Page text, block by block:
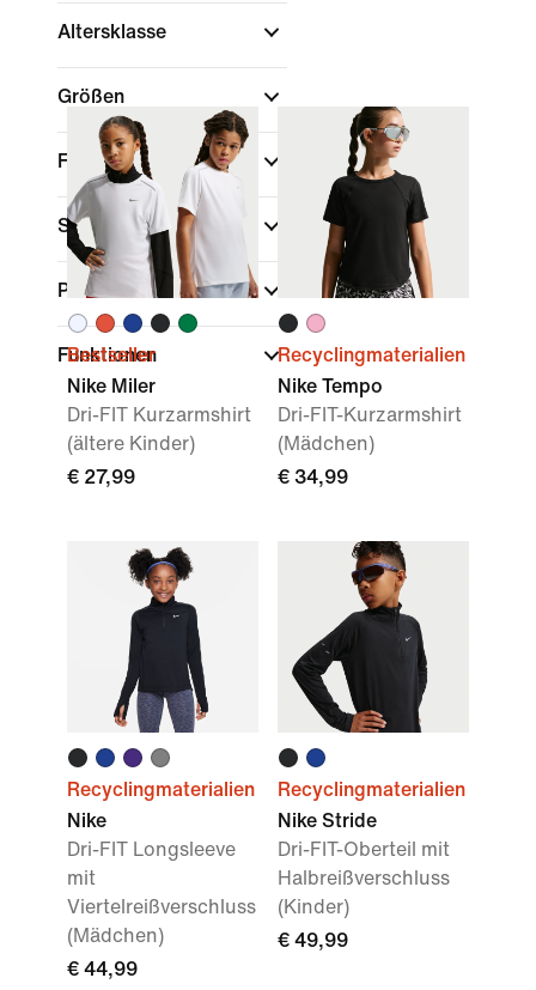
Altersklasse
Größen
Farbe
Sport (1)
Passform
Funktionen
Bestseller
Nike Miler
Dri-FIT Kurzarmshirt
(ältere Kinder)
€ 27,99
Recyclingmaterialien
Nike Tempo
Dri-FIT-Kurzarmshirt
(Mädchen)
€ 34,99
Recyclingmaterialien
Nike
Dri-FIT Longsleeve
mit
Viertelreißverschluss
(Mädchen)
€ 44,99
Recyclingmaterialien
Nike Stride
Dri-FIT-Oberteil mit
Halbreißverschluss
(Kinder)
€ 49,99